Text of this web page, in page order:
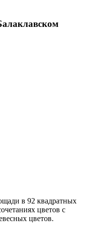
в 92 квадратных
цветов с
цветов.